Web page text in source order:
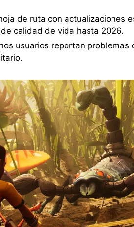
de ruta con actualizaciones
calidad de vida hasta 2026.
usuarios reportan problemas